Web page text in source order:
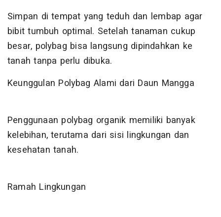
Simpan di tempat yang teduh dan lembap agar
bibit tumbuh optimal. Setelah tanaman cukup
besar, polybag bisa langsung dipindahkan ke
tanah tanpa perlu dibuka.
Keunggulan Polybag Alami dari Daun Mangga
Penggunaan polybag organik memiliki banyak
kelebihan, terutama dari sisi lingkungan dan
kesehatan tanah.
Ramah Lingkungan